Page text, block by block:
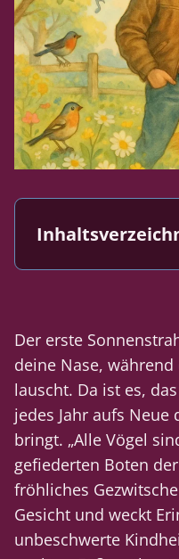
Der erste
deine Nase,
lauscht. Da ist es,
jedes Jahr aufs Neue
bringt. „Alle Vögel
gefiederten Boten
fröhliches
Gesicht und weckt
unbeschwerte